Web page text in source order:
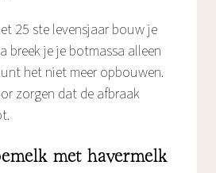
25 ste levensjaar bouw je
breek je je botmassa alleen
het niet meer opbouwen.
zorgen dat de afbraak
met havermelk